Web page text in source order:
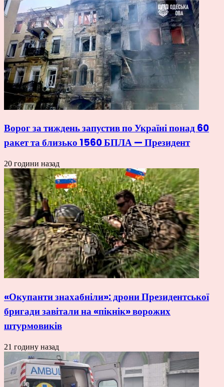
Ворог за тиждень запустив по Україні понад 60
ракет та близько 1560 БПЛА — Президент
20 години назад
«Окупанти знахабніли»: дрони Президентської
бригади завітали на «пікнік» ворожих
штурмовиків
21 годину назад